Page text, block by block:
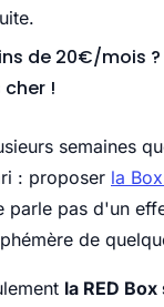
de 20€/mois
!
semaines
: proposer la
parle pas d'un
de
la RED